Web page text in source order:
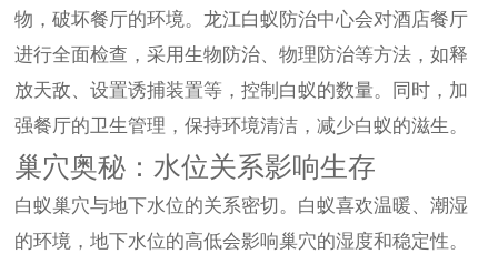
物，破坏餐厅的环境。龙江白蚁防治中心会对酒店餐厅
进行全面检查，采用生物防治、物理防治等方法，如释
放天敌、设置诱捕装置等，控制白蚁的数量。同时，加
强餐厅的卫生管理，保持环境清洁，减少白蚁的滋生。
巢穴奥秘：水位关系影响生存
白蚁巢穴与地下水位的关系密切。白蚁喜欢温暖、潮湿
的环境，地下水位的高低会影响巢穴的湿度和稳定性。